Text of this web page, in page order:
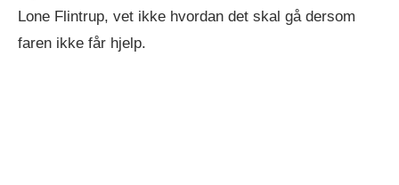
Lone Flintrup, vet ikke hvordan det skal gå dersom
faren ikke får hjelp.